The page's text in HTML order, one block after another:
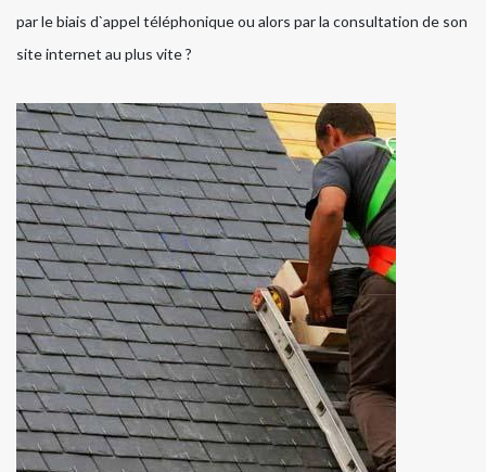
par le biais d`appel téléphonique ou alors par la consultation de son
site internet au plus vite ?